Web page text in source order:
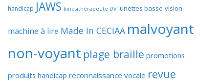
handicap JAWS kinésithérapeute DV lunettes basse-vision
machine à lire Made In CECIAA malvoyant
non-voyant plage braille promotions
produits handicap reconnaissance vocale revue